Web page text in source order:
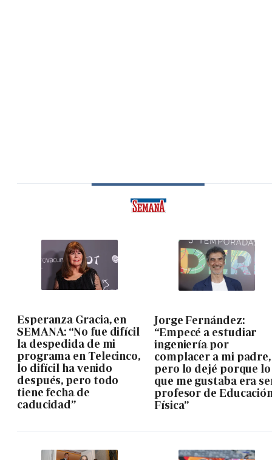
Esperanza Gracia, en
SEMANA: “No fue difícil
la despedida de mi
programa en Telecinco,
lo difícil ha venido
después, pero todo
tiene fecha de
caducidad”
Jorge Fernández:
“Empecé a estudiar
ingeniería por
complacer a mi padre,
pero lo dejé porque lo
que me gustaba era
profesor de
Física”